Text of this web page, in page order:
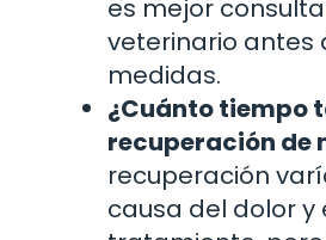
es mejor
veterinario antes
medidas.
¿Cuánto tiempo
recuperación de
recuperación
causa del dolor y